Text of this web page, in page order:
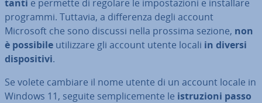
tan­ti e permette di regolare le im­po­sta­zio­ni e in­stal­la­re
programmi. Tuttavia, a dif­fe­ren­za degli account
Microsoft che sono discussi nella prossima sezione, non
è possibile uti­liz­za­re gli account utente locali in diversi
di­spo­si­ti­vi.
Se volete cambiare il nome utente di un account locale in
Windows 11, seguite sem­pli­ce­men­te le istru­zio­ni passo